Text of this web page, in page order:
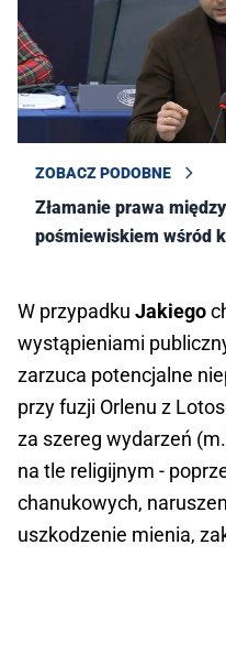
ZOBACZ PODOBNE
Złamanie prawa
pośmiewiskiem wśród
W przypadku Jakiego
wystąpieniami
zarzuca potencjalne
przy fuzji Orlenu z
za szereg wydarzeń
na tle religijnym -
chanukowych,
uszkodzenie mienia,